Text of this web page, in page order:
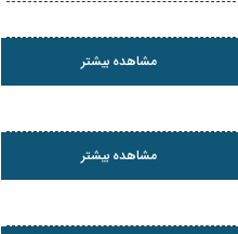
مشاهده بیشتر
مشاهده بیشتر